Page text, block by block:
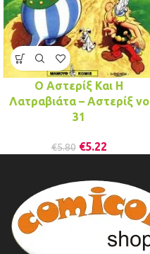
Ο Αστερίξ Και Η
Λατραβιάτα – Αστερίξ νo
31
€5.80 €5.22